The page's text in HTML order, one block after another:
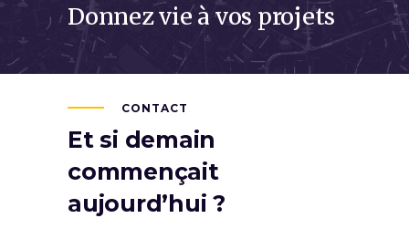
Donnez vie à vos projets
CONTACT
Et si demain
commençait
aujourd’hui ?